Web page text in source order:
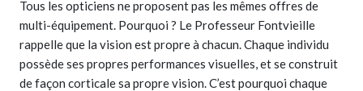
Tous les opticiens ne proposent pas les mêmes offres de
multi-équipement. Pourquoi ? Le Professeur Fontvieille
rappelle que la vision est propre à chacun. Chaque individu
possède ses propres performances visuelles, et se construit
de façon corticale sa propre vision. C’est pourquoi chaque